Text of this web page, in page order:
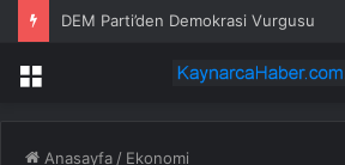
DEM Parti’den Demokrasi Vurgusu
Menü
Anasayfa / Ekonomi